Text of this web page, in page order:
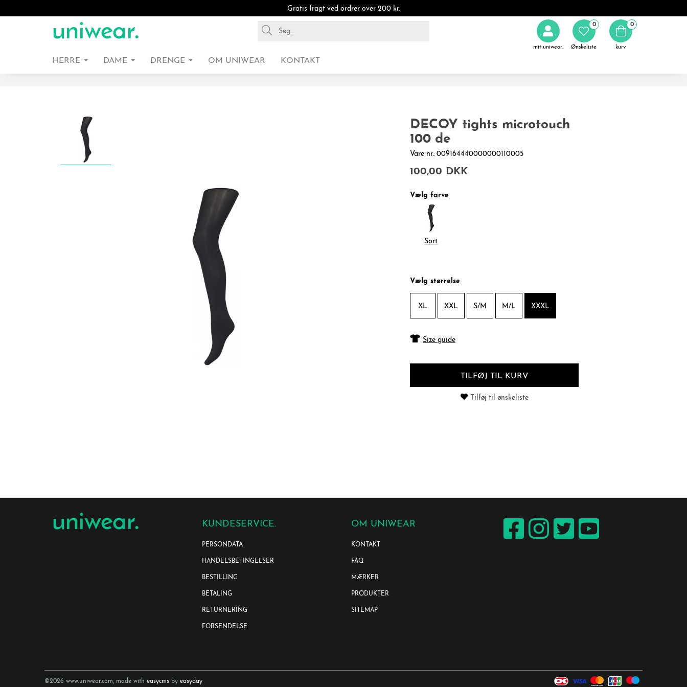
Gratis fragt ved ordrer over 200 kr.
mit uniwear. Ønskeliste
0 0
kurv
HERRE DAME DRENGE OM UNIWEAR KONTAKT
DECOY tights microtouch
100 de
Vare nr.: 009164440000000110005
100,00 DKK
Vælg farve
Sort
Vælg størrelse
XL XXL S/M M/L XXXL
Size guide
TILFØJ TIL KURV
Tilføj til ønskeliste
KUNDESERVICE.
PERSONDATA
HANDELSBETINGELSER
BESTILLING
BETALING
RETURNERING
FORSENDELSE
OM UNIWEAR
KONTAKT
FAQ
MÆRKER
PRODUKTER
SITEMAP
©2026 www.uniwear.com, made with easycms by easyday